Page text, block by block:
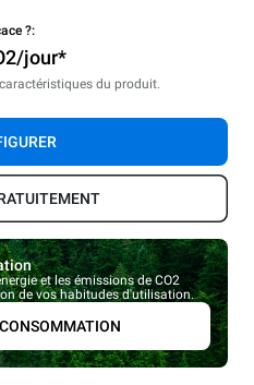
?:
jour*
du produit.
et les émissions de CO2
de vos habitudes d'utilisation.